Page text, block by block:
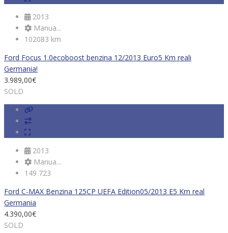
2013
Manua...
102083 km
Ford Focus 1.0ecoboost benzina 12/2013 Euro5 Km reali
Germania!
3.989,00€
SOLD
2013
Manua...
149 723
Ford C-MAX Benzina 125CP UEFA Edition05/2013 E5 Km real
Germania
4.390,00€
SOLD